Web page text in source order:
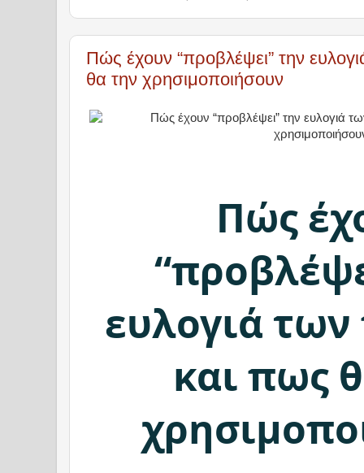
Πώς έχουν “προβλέψει” την
θα την χρησιμοποιήσουν
Πώς
ευλογιά
και πως